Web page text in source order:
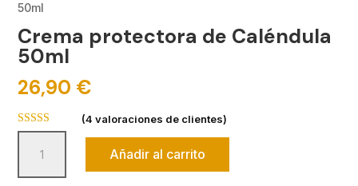
50ml
Crema protectora de Caléndula
50ml
26,90 €
Valorado con
base a
de clientes
(4 valoraciones de clientes)
protectora
de
Añadir al carrito